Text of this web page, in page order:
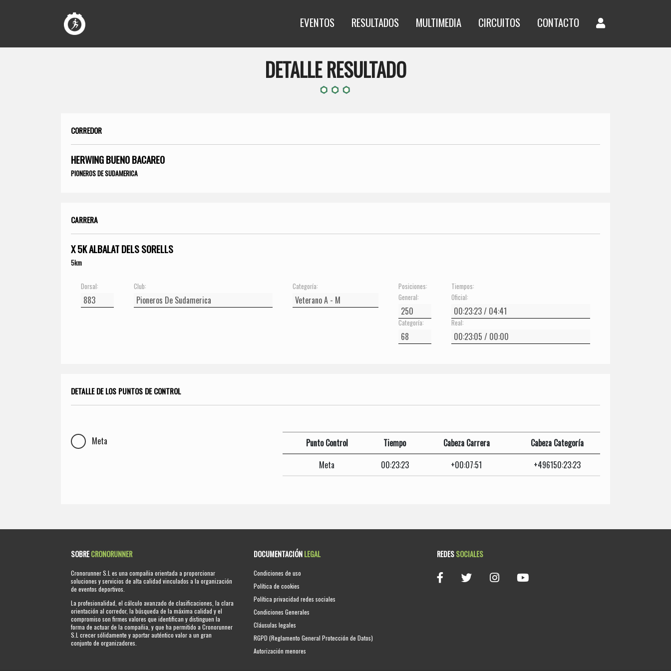
EVENTOS RESULTADOS MULTIMEDIA CIRCUITOS CONTACTO
DETALLE RESULTADO
CORREDOR
HERWING BUENO BACAREO
PIONEROS DE SUDAMERICA
CARRERA
X 5K ALBALAT DELS SORELLS
5km
Dorsal: Club: Categoría:
Posiciones:
General:
Categoría:
Tiempos:
Oficial:
Real:
DETALLE DE LOS PUNTOS DE CONTROL
Meta Punto Control Tiempo Cabeza Carrera
Cabeza Categoría
Meta
00:23:23 +00:07:51 +496150:23:23
SOBRECRONORUNNER
Cronorunner S.L es una compañia orientada a proporcionar
soluciones y servicios de alta calidad vinculados a la organización
de eventos deportivos.
La profesionalidad, el cálculo avanzado de clasificaciones, la clara
orientación al corredor, la búsqueda de la máxima calidad y el
compromiso son firmes valores que identifican y distinguen la
forma de actuar de la compañia, y que ha permitido a Cronorunner
S.L crecer sólidamente y aportar auténtico valor a un gran
conjunto de organizadores.
DOCUMENTACIÓNLEGAL
Condiciones de uso
Política de cookies
Política privacidad redes sociales
Condiciones Generales
Cláusulas legales
RGPD (Reglamento General Protección de Datos)
Autorización menores
REDESSOCIALES